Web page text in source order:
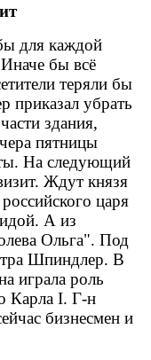
для каждой
бы всё
теряли бы
приказал убрать
здания,
пятницы
На следующий
Ждут князя
царя
А из
Ольга". Под
Шпиндлер. В
играла роль
Карла I. Г-н
бизнесмен и